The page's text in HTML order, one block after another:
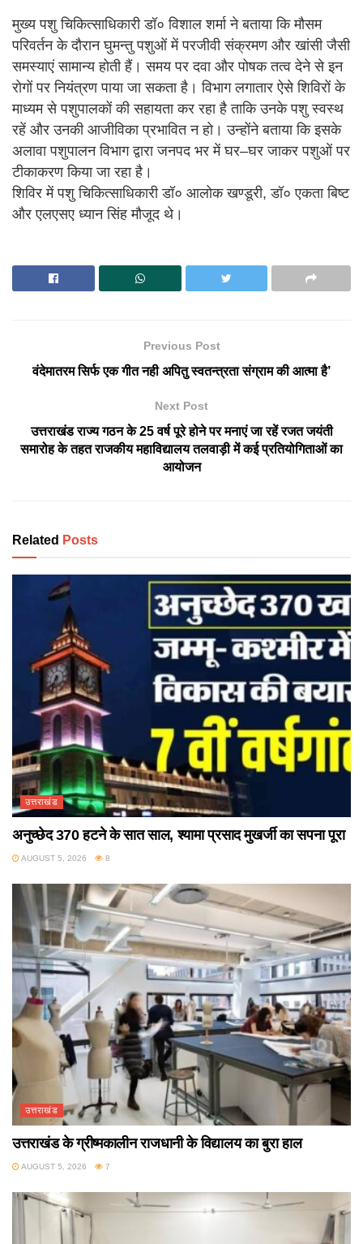
मुख्य पशु चिकित्साधिकारी डॉ० विशाल शर्मा ने बताया कि मौसम
परिवर्तन के दौरान घुमन्तु पशुओं में परजीवी संक्रमण और खांसी जैसी
समस्याएं सामान्य होती हैं। समय पर दवा और पोषक तत्व देने से इन
रोगों पर नियंत्रण पाया जा सकता है। विभाग लगातार ऐसे शिविरों के
माध्यम से पशुपालकों की सहायता कर रहा है ताकि उनके पशु स्वस्थ
रहें और उनकी आजीविका प्रभावित न हो। उन्होंने बताया कि इसके
अलावा पशुपालन विभाग द्वारा जनपद भर में घर–घर जाकर पशुओं पर
टीकाकरण किया जा रहा है।
शिविर में पशु चिकित्साधिकारी डॉ० आलोक खण्डूरी, डॉ० एकता बिष्ट
और एलएसए ध्यान सिंह मौजूद थे।
Previous Post
वंदेमातरम सिर्फ एक गीत नही अपितु स्वतन्त्रता संग्राम की आत्मा है’
Next Post
उत्तराखंड राज्य गठन के 25 वर्ष पूरे होने पर मनाएं जा रहें रजत जयंती
समारोह के तहत राजकीय महाविद्यालय तलवाड़ी में कई प्रतियोगिताओं का
आयोजन
Related Posts
उत्तराखंड
अनुच्छेद 370 हटने के सात साल, श्यामा प्रसाद मुखर्जी का सपना पूरा
AUGUST 5, 2026 8
उत्तराखंड
उत्तराखंड के ग्रीष्मकालीन राजधानी के विद्यालय का बुरा हाल
AUGUST 5, 2026 7